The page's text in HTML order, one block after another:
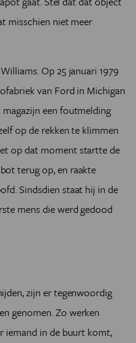
misschien niet meer
Op 25 januari 1979
van Ford in Michigan
een foutmelding
op de rekken te klimmen
op dat moment startte de
terug op, en raakte
Sindsdien staat hij in de
mens die werd gedood
zijn er tegenwoordig
genomen. Zo werken
iemand in de buurt komt,